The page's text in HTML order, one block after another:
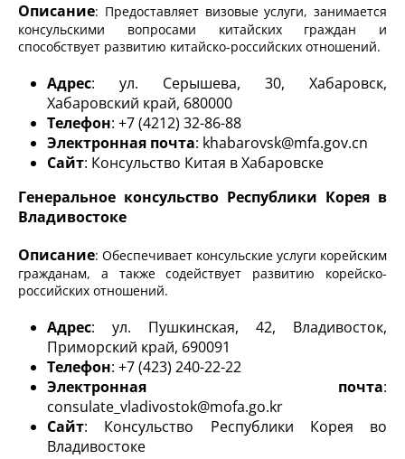
Описание: Предоставляет визовые услуги, занимается
консульскими вопросами китайских граждан и
способствует развитию китайско-российских отношений.
Адрес: ул. Серышева, 30, Хабаровск,
Хабаровский край, 680000
Телефон: +7 (4212) 32-86-88
Электронная почта: khabarovsk@mfa.gov.cn
Сайт: Консульство Китая в Хабаровске
Генеральное консульство Республики Корея в
Владивостоке
Описание: Обеспечивает консульские услуги корейским
гражданам, а также содействует развитию корейско-
российских отношений.
Адрес: ул. Пушкинская, 42, Владивосток,
Приморский край, 690091
Телефон: +7 (423) 240-22-22
Электронная почта:
consulate_vladivostok@mofa.go.kr
Сайт: Консульство Республики Корея во
Владивостоке